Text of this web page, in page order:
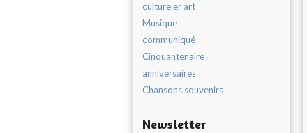
culture er art
Musique
communiqué
Cinquantenaire
anniversaires
Chansons souvenirs
Newsletter